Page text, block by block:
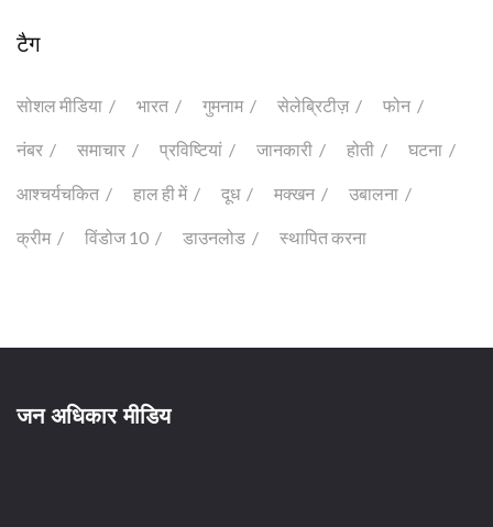
टैग
सोशल मीडिया भारत गुमनाम सेलेब्रिटीज़ फोन
नंबर समाचार प्रविष्टियां जानकारी होती घटना
आश्चर्यचकित हाल ही में दूध मक्खन उबालना
क्रीम विंडोज 10 डाउनलोड स्थापित करना
जन अधिकार मीडिय